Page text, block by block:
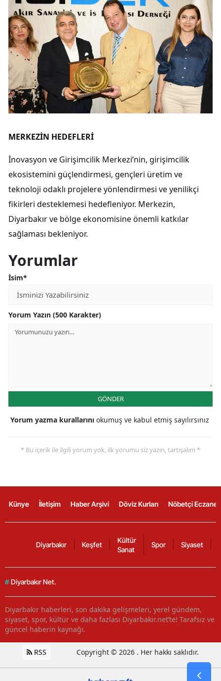
MERKEZİN HEDEFLERİ
İnovasyon ve Girişimcilik Merkezi’nin, girişimcilik
ekosistemini güçlendirmesi, gençleri üretim ve
teknoloji odaklı projelere yönlendirmesi ve yenilikçi
fikirleri desteklemesi hedefleniyor. Merkezin,
Diyarbakır ve bölge ekonomisine önemli katkılar
sağlaması bekleniyor.
Yorumlar
İsim*
Yorum Yazın (500 Karakter)
GÖNDER
Yorum yazma kurallarını okumuş ve kabul etmiş sayılırsınız
* Bu içerik ile ilgili yorum yok, ilk yorumu siz yazın, tartışalım *
Künye İletişim Haber Arşivi Döviz Kurları Nöbetçi
Diyarbakır Keşfet
Kültür
Sanat
Spor Siyaset
# Diyarbakır Net.
Diyarbakır haberleri, son dakika gelişmeleri, yerel gündem,
siyaset, spor, kültür ve daha fazlası Diyarbakir.net’te! Tarafsız ve
güncel haberin kaynağı.
RSS Copyright © 2026 . Her hakkı saklıdır.